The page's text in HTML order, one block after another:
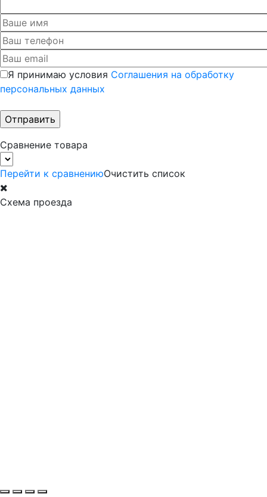
Я принимаю условия Соглашения на обработку
персональных данных
Сравнение товара
Перейти к сравнениюОчистить список
Схема проезда